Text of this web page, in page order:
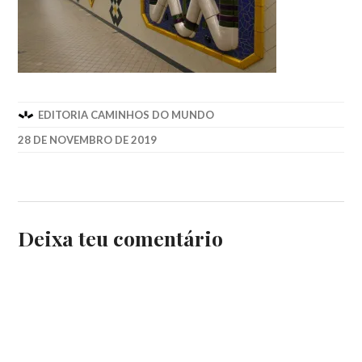
EDITORIA CAMINHOS DO MUNDO
28 DE NOVEMBRO DE 2019
Deixa teu comentário